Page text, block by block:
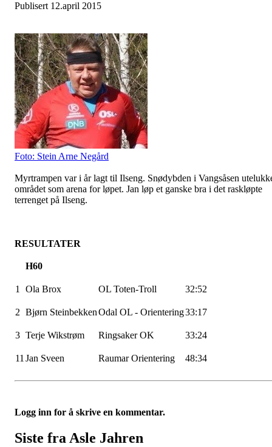
Publisert 12.april 2015
Foto: Stein Arne Negård
Myrtrampen var i år lagt til Ilseng. Snødybden i Vangsåsen
området som arena for løpet. Jan løp et ganske bra i det raskløpte
terrenget på Ilseng.
RESULTATER
H60
1 Ola Brox OL Toten-Troll 32:52
2 Bjørn SteinbekkenOdal OL - Orientering33:17
3 Terje Wikstrøm Ringsaker OK 33:24
11 Jan Sveen Raumar Orientering 48:34
Logg inn for å skrive en kommentar.
Siste fra Asle Jahren